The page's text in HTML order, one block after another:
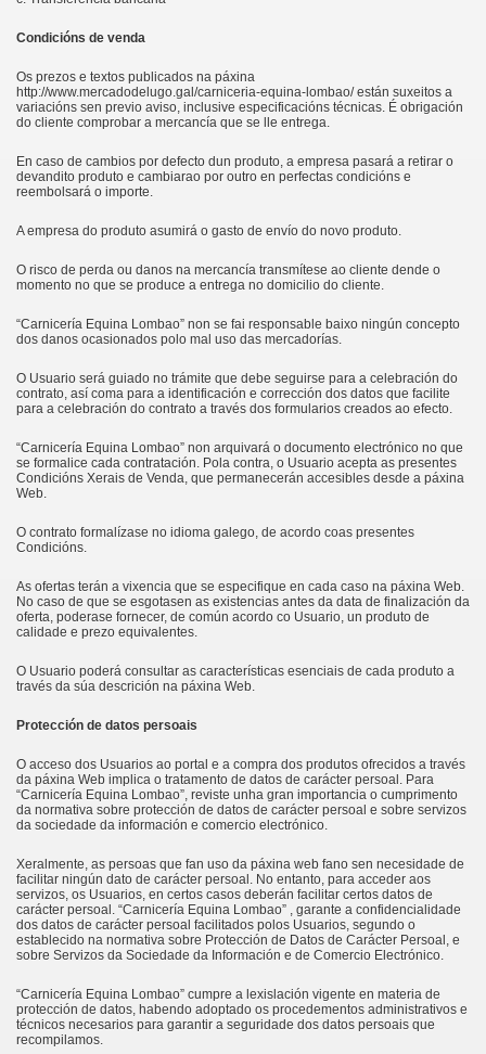
Condicións de venda
Os prezos e textos publicados na páxina
http://www.mercadodelugo.gal/carniceria-equina-lombao/ están suxeitos a
variacións sen previo aviso, inclusive especificacións técnicas. É obrigación
do cliente comprobar a mercancía que se lle entrega.
En caso de cambios por defecto dun produto, a empresa pasará a retirar o
devandito produto e cambiarao por outro en perfectas condicións e
reembolsará o importe.
A empresa do produto asumirá o gasto de envío do novo produto.
O risco de perda ou danos na mercancía transmítese ao cliente dende o
momento no que se produce a entrega no domicilio do cliente.
“Carnicería Equina Lombao” non se fai responsable baixo ningún concepto
dos danos ocasionados polo mal uso das mercadorías.
O Usuario será guiado no trámite que debe seguirse para a celebración do
contrato, así coma para a identificación e corrección dos datos que facilite
para a celebración do contrato a través dos formularios creados ao efecto.
“Carnicería Equina Lombao” non arquivará o documento electrónico no que
se formalice cada contratación. Pola contra, o Usuario acepta as presentes
Condicións Xerais de Venda, que permanecerán accesibles desde a páxina
Web.
O contrato formalízase no idioma galego, de acordo coas presentes
Condicións.
As ofertas terán a vixencia que se especifique en cada caso na páxina Web.
No caso de que se esgotasen as existencias antes da data de finalización da
oferta, poderase fornecer, de común acordo co Usuario, un produto de
calidade e prezo equivalentes.
O Usuario poderá consultar as características esenciais de cada produto a
través da súa descrición na páxina Web.
Protección de datos persoais
O acceso dos Usuarios ao portal e a compra dos produtos ofrecidos a través
da páxina Web implica o tratamento de datos de carácter persoal. Para
“Carnicería Equina Lombao”, reviste unha gran importancia o cumprimento
da normativa sobre protección de datos de carácter persoal e sobre servizos
da sociedade da información e comercio electrónico.
Xeralmente, as persoas que fan uso da páxina web fano sen necesidade de
facilitar ningún dato de carácter persoal. No entanto, para acceder aos
servizos, os Usuarios, en certos casos deberán facilitar certos datos de
carácter persoal. “Carnicería Equina Lombao” , garante a confidencialidade
dos datos de carácter persoal facilitados polos Usuarios, segundo o
establecido na normativa sobre Protección de Datos de Carácter Persoal, e
sobre Servizos da Sociedade da Información e de Comercio Electrónico.
“Carnicería Equina Lombao” cumpre a lexislación vigente en materia de
protección de datos, habendo adoptado os procedementos administrativos e
técnicos necesarios para garantir a seguridade dos datos persoais que
recompilamos.